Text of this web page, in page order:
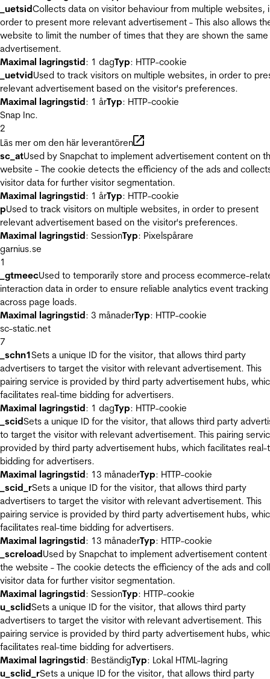
_uetsidCollects data on visitor behaviour from multiple websites,
order to present more relevant advertisement - This also allows
website to limit the number of times that they are shown the same
advertisement.
Maximal lagringstid: 1 dagTyp: HTTP-cookie
_uetvidUsed to track visitors on multiple websites, in order to
relevant advertisement based on the visitor's preferences.
Maximal lagringstid: 1 årTyp: HTTP-cookie
Snap Inc.
2
Läs mer om den här leverantören
sc_atUsed by Snapchat to implement advertisement content on
website - The cookie detects the efficiency of the ads and
visitor data for further visitor segmentation.
Maximal lagringstid: 1 årTyp: HTTP-cookie
pUsed to track visitors on multiple websites, in order to present
relevant advertisement based on the visitor's preferences.
Maximal lagringstid: SessionTyp: Pixelspårare
garnius.se
1
_gtmeecUsed to temporarily store and process ecommerce-
interaction data in order to ensure reliable analytics event tracking
across page loads.
Maximal lagringstid: 3 månaderTyp: HTTP-cookie
sc-static.net
7
_schn1Sets a unique ID for the visitor, that allows third party
advertisers to target the visitor with relevant advertisement. This
pairing service is provided by third party advertisement hubs,
facilitates real-time bidding for advertisers.
Maximal lagringstid: 1 dagTyp: HTTP-cookie
_scidSets a unique ID for the visitor, that allows third party
to target the visitor with relevant advertisement. This pairing
provided by third party advertisement hubs, which facilitates real-
bidding for advertisers.
Maximal lagringstid: 13 månaderTyp: HTTP-cookie
_scid_rSets a unique ID for the visitor, that allows third party
advertisers to target the visitor with relevant advertisement. This
pairing service is provided by third party advertisement hubs,
facilitates real-time bidding for advertisers.
Maximal lagringstid: 13 månaderTyp: HTTP-cookie
_screloadUsed by Snapchat to implement advertisement content
the website - The cookie detects the efficiency of the ads and
visitor data for further visitor segmentation.
Maximal lagringstid: SessionTyp: HTTP-cookie
u_sclidSets a unique ID for the visitor, that allows third party
advertisers to target the visitor with relevant advertisement. This
pairing service is provided by third party advertisement hubs,
facilitates real-time bidding for advertisers.
Maximal lagringstid: BeständigTyp: Lokal HTML-lagring
u_sclid_rSets a unique ID for the visitor, that allows third party